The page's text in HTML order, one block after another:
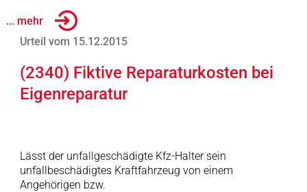
... mehr
Urteil vom 15.12.2015
(2340) Fiktive Reparaturkosten bei
Eigenreparatur
Lässt der unfallgeschädigte Kfz-Halter sein
unfallbeschädigtes Kraftfahrzeug von einem
Angehörigen bzw.